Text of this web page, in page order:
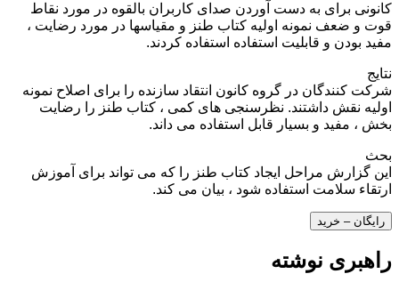
کانونی برای به دست آوردن صدای کاربران بالقوه در مورد نقاط
قوت و ضعف نمونه اولیه کتاب طنز و مقیاسها در مورد رضایت ،
مفید بودن و قابلیت استفاده استفاده کردند.
نتایج
شرکت کنندگان در گروه کانون انتقاد سازنده را برای اصلاح نمونه
اولیه نقش داشتند. نظرسنجی های کمی ، کتاب طنز را رضایت
بخش ، مفید و بسیار قابل استفاده می داند.
بحث
این گزارش مراحل ایجاد کتاب طنز را که می تواند برای آموزش
ارتقاء سلامت استفاده شود ، بیان می کند.
رایگان – خرید
راهبری نوشته